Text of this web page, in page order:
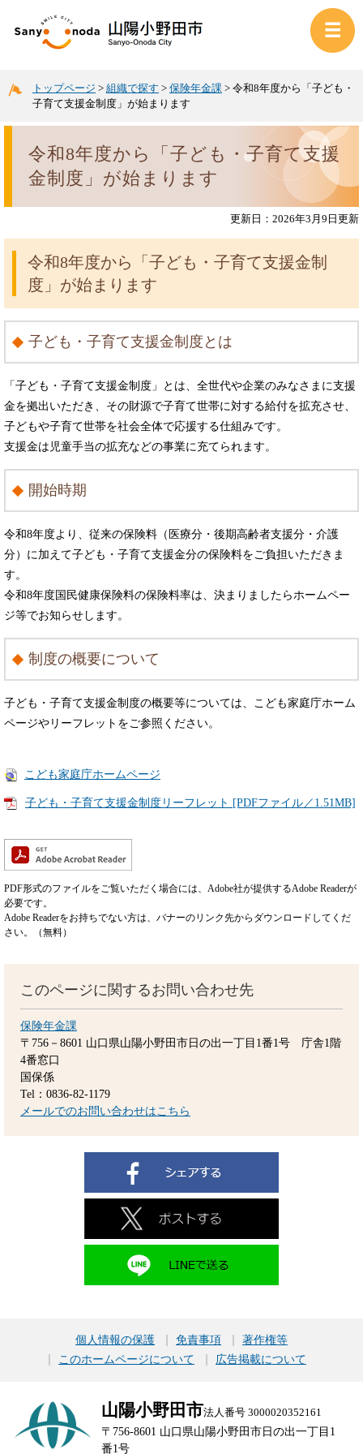
トップページ > 組織で探す > 保険年金課 > 令和8年度から「子ども・
子育て支援金制度」が始まります
令和8年度から「子ども・子育て支援
金制度」が始まります
更新日：2026年3月9日更新
令和8年度から「子ども・子育て支援金制
度」が始まります
子ども・子育て支援金制度とは
「子ども・子育て支援金制度」とは、全世代や企業のみなさまに支援
金を拠出いただき、その財源で子育て世帯に対する給付を拡充させ、
子どもや子育て世帯を社会全体で応援する仕組みです。
支援金は児童手当の拡充などの事業に充てられます。
開始時期
令和8年度より、従来の保険料（医療分・後期高齢者支援分・介護
分）に加えて子ども・子育て支援金分の保険料をご負担いただきま
す。
令和8年度国民健康保険料の保険料率は、決まりましたらホームペー
ジ等でお知らせします。
制度の概要について
子ども・子育て支援金制度の概要等については、こども家庭庁ホーム
ページやリーフレットをご参照ください。
こども家庭庁ホームページ
子ども・子育て支援金制度リーフレット [PDFファイル／1.51MB]
PDF形式のファイルをご覧いただく場合には、Adobe社が提供するAdobe Readerが
必要です。
Adobe Readerをお持ちでない方は、バナーのリンク先からダウンロードしてくだ
さい。（無料）
このページに関するお問い合わせ先
保険年金課
〒756－8601 山口県山陽小野田市日の出一丁目1番1号 庁舎1階
4番窓口
国保係
Tel：0836-82-1179
メールでのお問い合わせはこちら
個人情報の保護 免責事項
著作権等
このホームページについて
広告掲載について
山陽小野田市法人番号 3000020352161
〒756-8601 山口県山陽小野田市日の出一丁目1
番1号